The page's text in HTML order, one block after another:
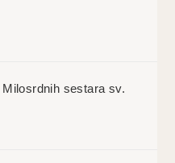
sestara sv.